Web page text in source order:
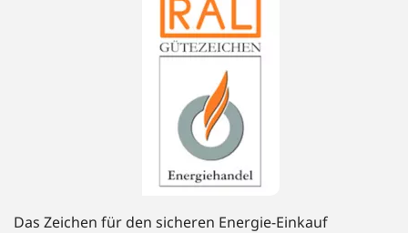
Das Zeichen für den sicheren Energie-Einkauf